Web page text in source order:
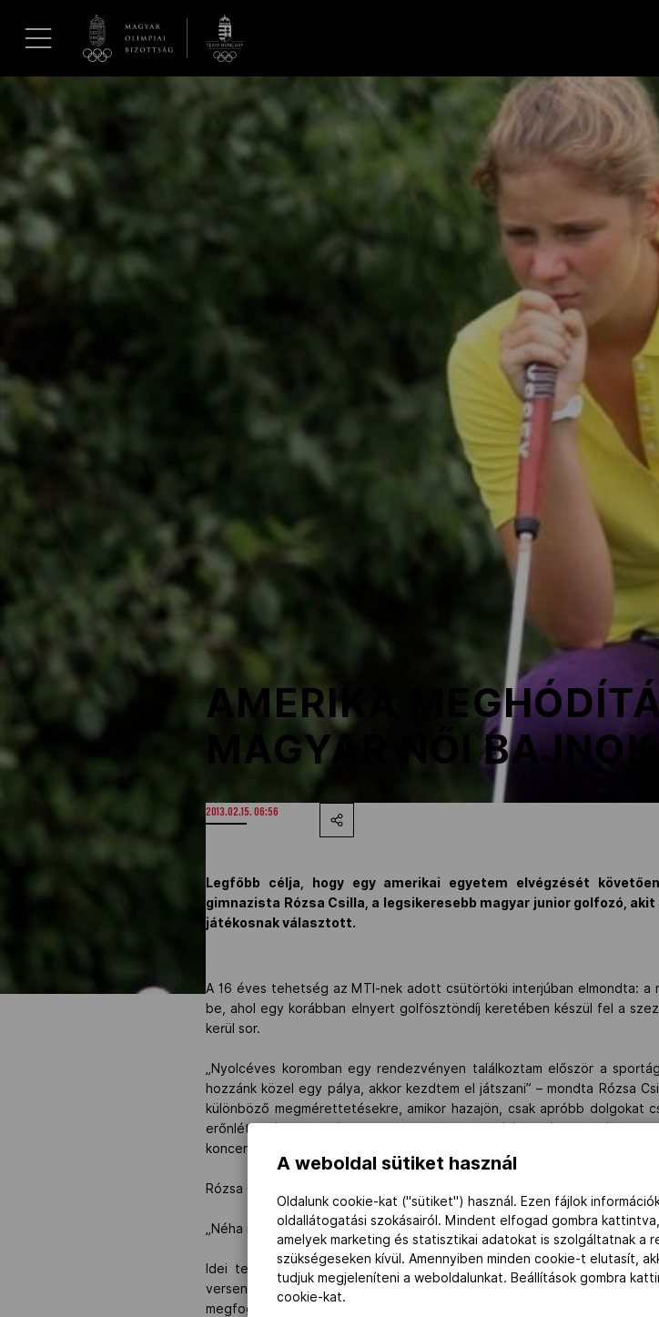
OVEP
Adatbank
AMERIKA
MAGYAR NŐI BAJNOK
2013.02.15. 06:56
Legfőbb célja, hogy egy amerikai egyetem elvégzését
gimnazista Rózsa Csilla, a legsikeresebb magyar junior golfozó,
játékosnak választott.
A 16 éves tehetség az MTI-nek adott csütörtöki interjúban elmondta:
be, ahol egy korábban elnyert golfösztöndíj keretében készül fel a
kerül sor.
„Nyolcéves koromban egy rendezvényen találkoztam először a
hozzánk közel egy pálya, akkor kezdtem el játszani” – mondta Rózsa
különböző megmérettetésekre, amikor hazajön, csak apróbb dolgokat
erőnlét is, így heti három alkalommal kondicionáló edzéseket végez.
koncentrálni kell, és vinni a nehéz ütőket. Ráadásul egy verseny négy
Rózsa Csilla elmondta, korábban teniszezett, ám mivel az, illetve a golf
„Néha röplabdázom még az iskolában, de szeretem nézni például a
Idei terveivel kapcsolatban a felnőtt magyar bajnoki címet már
versenyen indulni, és a tavalyi évhez hasonló jó eredményeket
megfogalmazta:
A weboldal sütiket használ
Oldalunk cookie-kat ("sütiket") használ. Ezen fájlok
oldallátogatási szokásairól. Mindent elfogad gombra
amelyek marketing és statisztikai adatokat is szolgáltatnak a
szükségeseken kívül. Amennyiben minden cookie-t elutasít,
tudjuk megjeleníteni a weboldalunkat. Beállítások gombra
cookie-kat.